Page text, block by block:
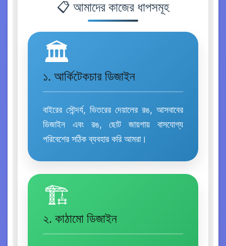
📋 আমাদের কাজের ধাপসমূহ
🏛️
১. আর্কিটেকচার ডিজাইন
বাইরের সৌন্দর্য, ভিতরের দেয়ালের রঙ, আসবাবের
ডিজাইন এবং রঙ, ছোট জায়গায় বাসযোগ্য
পরিবেশের সঠিক ব্যবহার করি আমরা।
🏗️
২. কাঠামো ডিজাইন